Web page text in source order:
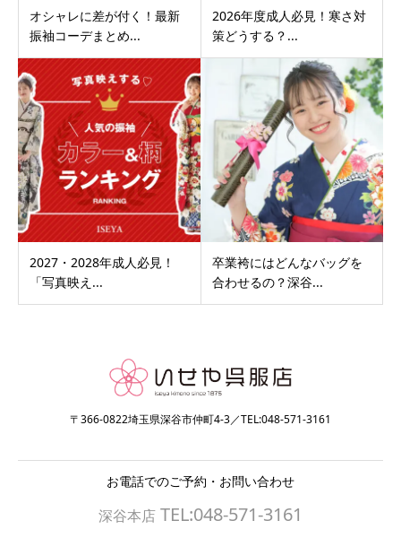
オシャレに差が付く！最新
振袖コーデまとめ...
2026年度成人必見！寒さ対
策どうする？...
2027・2028年成人必見！
「写真映え...
卒業袴にはどんなバッグを
合わせるの？深谷...
〒366-0822埼玉県深谷市仲町4-3／TEL:048-571-3161
お電話でのご予約・お問い合わせ
深谷本店 TEL:048-571-3161